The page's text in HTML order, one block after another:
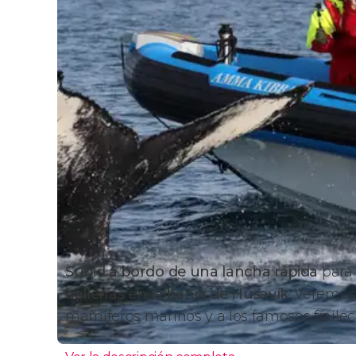
Subid a bordo de una lancha rápida
ballenas en la bahía de Húsavík.
mamíferos marinos y a los famosos